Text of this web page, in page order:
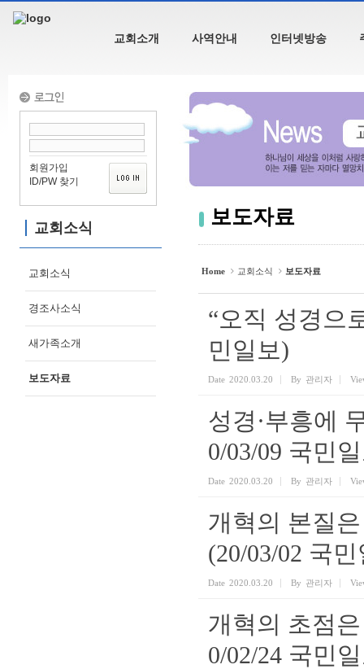
교회소개 사역안내 인터넷방송
회원가입
ID/PW 찾기
교회소식
교회소식
경조사소식
새가족소개
보도자료
보도자료
Home 교회소식 보도자료
“오직 성경으
민일보)
Date 2020.03.20 By 관리자
성경·부흥에
0/03/09 국민
Date 2020.03.20 By 관리자
개혁의 본질
(20/03/02 국
Date 2020.03.20 By 관리자
개혁의 초점
0/02/24 국민
Sketchbook5, 스케치북5
Sketchbook5, 스케치북5